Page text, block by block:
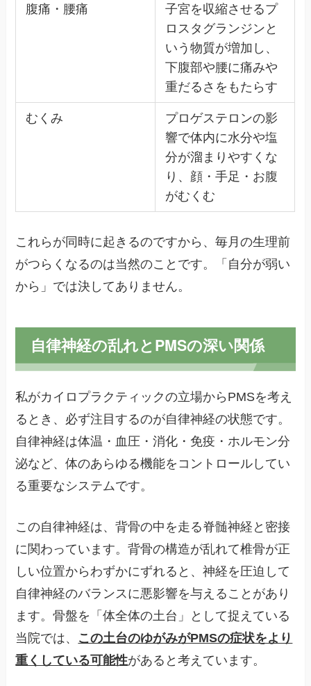
腹痛・腰痛
子宮を収縮させるプ
ロスタグランジンと
いう物質が増加し、
下腹部や腰に痛みや
重だるさをもたらす
むくみ
プロゲステロンの影
響で体内に水分や塩
分が溜まりやすくな
り、顔・手足・お腹
がむくむ
これらが同時に起きるのですから、毎月の生理前
がつらくなるのは当然のことです。「自分が弱い
から」では決してありません。
自律神経の乱れとPMSの深い関係
私がカイロプラクティックの立場からPMSを考え
るとき、必ず注目するのが自律神経の状態です。
自律神経は体温・血圧・消化・免疫・ホルモン分
泌など、体のあらゆる機能をコントロールしてい
る重要なシステムです。
この自律神経は、背骨の中を走る脊髄神経と密接
に関わっています。背骨の構造が乱れて椎骨が正
しい位置からわずかにずれると、神経を圧迫して
自律神経のバランスに悪影響を与えることがあり
ます。骨盤を「体全体の土台」として捉えている
当院では、 この土台のゆがみがPMSの症状をより
重くしている可能性があると考えています。